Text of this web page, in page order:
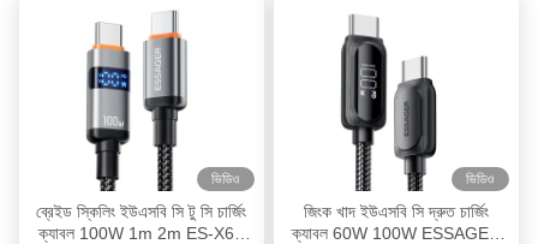
ভিডিও
ব্রেইড স্কিলিং ইউএসবি সি টু সি চার্জিং
ক্যাবল 100W 1m 2m ES-X61
ভিডিও
জিংক খাদ ইউএসবি সি দ্রুত চার্জিং
ক্যাবল 60W 100W ESSAGER